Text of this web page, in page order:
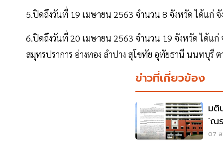
5.ปิดถึงวันที่ 19 เมษายน 2563 จำนวน 8 จังหวัด ได้แก่
6.ปิดถึงวันที่ 20 เมษายน 2563 จำนวน 19 จังหวัด ได้แ
สมุทรปราการ อ่างทอง ลำปาง สุโขทัย อุทัยธานี นนทบุรี
ข่าวที่เกี่ยวข้อง
มติ
'ณ
สร
07